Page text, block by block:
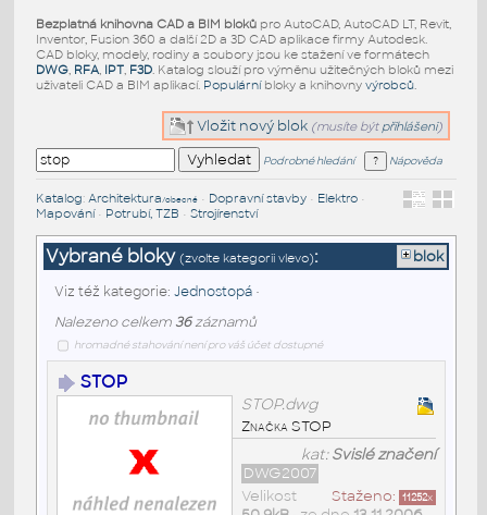
Bezplatná knihovna CAD a BIM blokůpro AutoCAD, AutoCAD LT, Revit,
Inventor, Fusion 360 a další 2D a 3D CAD aplikace firmy Autodesk.
CAD bloky, modely, rodiny a soubory jsou ke stažení ve formátech
DWG, RFA, IPT, F3D. Katalog slouží pro výměnu užitečných bloků mezi
uživateli CAD a BIM aplikací. Populárníbloky a knihovny výrobců.
Vložit nový blok (musíte být přihlášeni)
Podrobné hledání Nápověda
Katalog: Architektura/obecné• Dopravní stavby• Elektro•
Mapování• Potrubí, TZB • Strojírenství
Vybrané bloky (zvolte kategorii vlevo): blok
Viz též kategorie: Jednostopá•
Nalezeno celkem 36záznamů
hromadné stahování není pro váš účet dostupné
STOP
STOP.dwg
Značka STOP
kat:Svislé značení
DWG2007
Staženo: 11252x
Velikost